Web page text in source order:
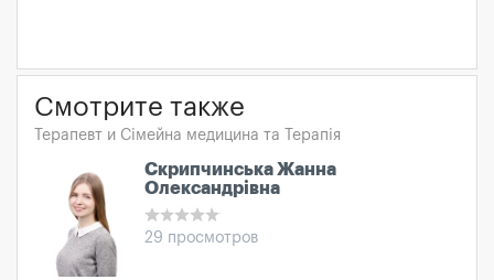
Смотрите также
Терапевт и Сімейна медицина та Терапія
Скрипчинська Жанна
Олександрівна
29 просмотров